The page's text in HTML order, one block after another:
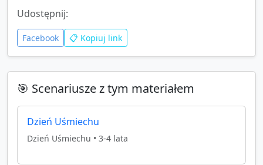
Udostępnij:
Facebook 📋 Kopiuj link
🎯 Scenariusze z tym materiałem
Dzień Uśmiechu
Dzień Uśmiechu • 3-4 lata